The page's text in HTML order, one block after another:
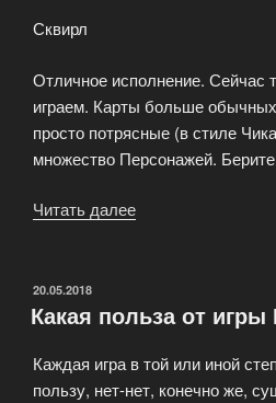
Сквирл
Отличное исполнение. Сейчас
играем. Карты больше
просто потрясные (в стиле
множество Персонажей.
Читать далее
ОПУБЛИКОВАНО
20.05.2018
Какая польза от
Каждая игра в той или иной
пользу, нет-нет, конечно же,